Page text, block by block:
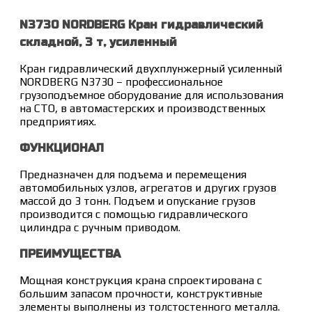
N3730 NORDBERG Кран гидравлический
складной, 3 т, усиленный
Кран гидравлический двухплунжерный усиленный
NORDBERG N3730 – профессиональное
грузоподъемное оборудование для использования
на СТО, в автомастерских и производственных
предприятиях.
ФУНКЦИОНАЛ
Предназначен для подъема и перемещения
автомобильных узлов, агрегатов и других грузов
массой до 3 тонн. Подъем и опускание грузов
производится с помощью гидравлического
цилиндра с ручным приводом.
ПРЕИМУЩЕСТВА
Мощная конструкция крана спроектирована с
большим запасом прочности, конструктивные
элементы выполнены из толстостенного металла.